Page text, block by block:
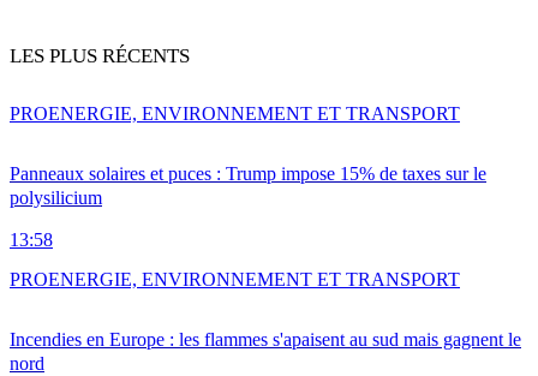
LES PLUS RÉCENTS
Panneaux solaires et puces : Trump impose 15% de taxes sur le
polysilicium
13:58
PROENERGIE, ENVIRONNEMENT ET TRANSPORT
Incendies en Europe : les flammes s'apaisent au sud mais gagnent le
nord
PROENERGIE, ENVIRONNEMENT ET TRANSPORT